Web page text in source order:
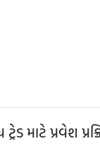
માટે પ્રવેશ